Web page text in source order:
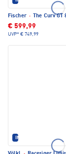
Fischer · The Curv
€ 599,99
UVP* € 749,99
IM SET ERHÄLTLICH